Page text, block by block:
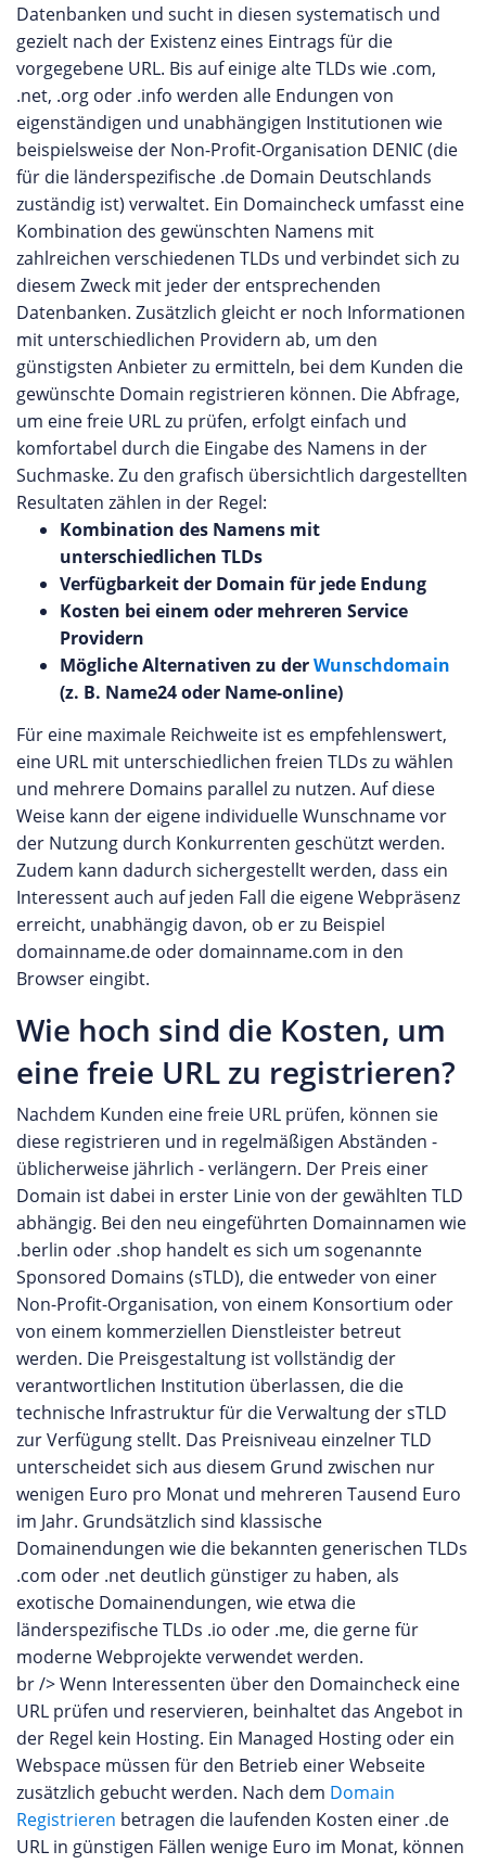
Datenbanken und sucht in diesen systematisch und
gezielt nach der Existenz eines Eintrags für die
vorgegebene URL. Bis auf einige alte TLDs wie .com,
.net, .org oder .info werden alle Endungen von
eigenständigen und unabhängigen Institutionen wie
beispielsweise der Non-Profit-Organisation DENIC (die
für die länderspezifische .de Domain Deutschlands
zuständig ist) verwaltet. Ein Domaincheck umfasst eine
Kombination des gewünschten Namens mit
zahlreichen verschiedenen TLDs und verbindet sich zu
diesem Zweck mit jeder der entsprechenden
Datenbanken. Zusätzlich gleicht er noch Informationen
mit unterschiedlichen Providern ab, um den
günstigsten Anbieter zu ermitteln, bei dem Kunden die
gewünschte Domain registrieren können. Die Abfrage,
um eine freie URL zu prüfen, erfolgt einfach und
komfortabel durch die Eingabe des Namens in der
Suchmaske. Zu den grafisch übersichtlich dargestellten
Resultaten zählen in der Regel:
Kombination des Namens mit
unterschiedlichen TLDs
Verfügbarkeit der Domain für jede Endung
Kosten bei einem oder mehreren Service
Providern
Mögliche Alternativen zu derWunschdomain
(z. B. Name24 oder Name-online)
Für eine maximale Reichweite ist es empfehlenswert,
eine URL mit unterschiedlichen freien TLDs zu wählen
und mehrere Domains parallel zu nutzen. Auf diese
Weise kann der eigene individuelle Wunschname vor
der Nutzung durch Konkurrenten geschützt werden.
Zudem kann dadurch sichergestellt werden, dass ein
Interessent auch auf jeden Fall die eigene Webpräsenz
erreicht, unabhängig davon, ob er zu Beispiel
domainname.de oder domainname.com in den
Browser eingibt.
Wie hoch sind die Kosten, um
eine freie URL zu registrieren?
Nachdem Kunden eine freie URL prüfen, können sie
diese registrieren und in regelmäßigen Abständen -
üblicherweise jährlich - verlängern. Der Preis einer
Domain ist dabei in erster Linie von der gewählten TLD
abhängig. Bei den neu eingeführten Domainnamen wie
.berlin oder .shop handelt es sich um sogenannte
Sponsored Domains (sTLD), die entweder von einer
Non-Profit-Organisation, von einem Konsortium oder
von einem kommerziellen Dienstleister betreut
werden. Die Preisgestaltung ist vollständig der
verantwortlichen Institution überlassen, die die
technische Infrastruktur für die Verwaltung der sTLD
zur Verfügung stellt. Das Preisniveau einzelner TLD
unterscheidet sich aus diesem Grund zwischen nur
wenigen Euro pro Monat und mehreren Tausend Euro
im Jahr. Grundsätzlich sind klassische
Domainendungen wie die bekannten generischen TLDs
.com oder .net deutlich günstiger zu haben, als
exotische Domainendungen, wie etwa die
länderspezifische TLDs .io oder .me, die gerne für
moderne Webprojekte verwendet werden.
br /> Wenn Interessenten über den Domaincheck eine
URL prüfen und reservieren, beinhaltet das Angebot in
der Regel kein Hosting. Ein Managed Hosting oder ein
Webspace müssen für den Betrieb einer Webseite
zusätzlich gebucht werden. Nach dem Domain
Registrieren betragen die laufenden Kosten einer .de
URL in günstigen Fällen wenige Euro im Monat, können